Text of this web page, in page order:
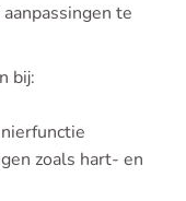
te
bij:
zoals hart- en